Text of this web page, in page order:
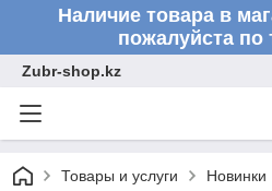
Наличие товара в
пожалуйста по
Zubr-shop.kz
Товары и услуги Новинки